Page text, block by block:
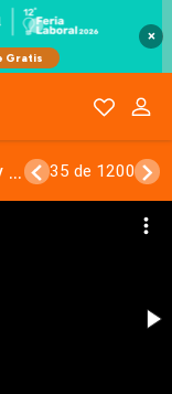
×
Vista al Volcán Villarrica, Pozo y línea de luz, Refugio Natural 35 de 1200